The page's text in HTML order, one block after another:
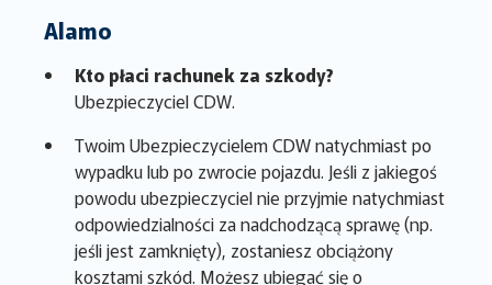
Alamo
Kto płaci rachunek za szkody?
Ubezpieczyciel CDW.
Twoim Ubezpieczycielem CDW natychmiast po
wypadku lub po zwrocie pojazdu. Jeśli z jakiegoś
powodu ubezpieczyciel nie przyjmie natychmiast
odpowiedzialności za nadchodzącą sprawę (np.
jeśli jest zamknięty), zostaniesz obciążony
kosztami szkód. Możesz ubiegać się o